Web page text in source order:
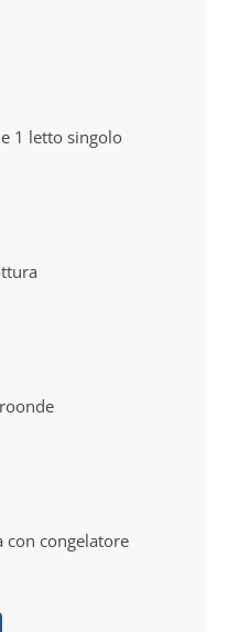
1 letto singolo
congelatore